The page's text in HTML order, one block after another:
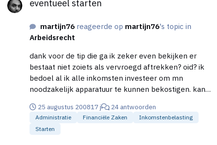
eventueel starten
martijn76 reageerde op martijn76's topic in
Arbeidsrecht
dank voor de tip die ga ik zeker even bekijken er
bestaat niet zoiets als vervroegd aftrekken? oid? ik
bedoel al ik alle inkomsten investeer om mn
noodzakelijk apparatuur te kunnen bekostigen. kan
belasting over te betalen (zo goed betaald mn
partime werk nou ook weer niet) zijn er andere
manieren? behalve niet of minder investeren gr
25 augustus 200817 j 24 antwoorden
Administratie Financiële Zaken
Inkomstenbelasting
Starten